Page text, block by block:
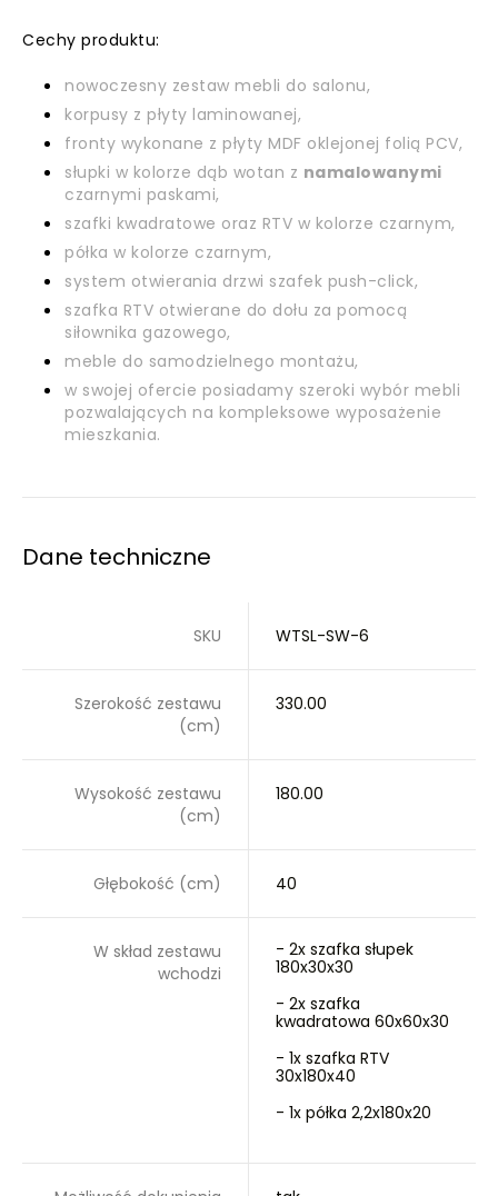
Cechy produktu:
nowoczesny zestaw mebli do salonu,
korpusy z płyty laminowanej,
fronty wykonane z płyty MDF oklejonej folią PCV,
słupki w kolorze dąb wotan z namalowanymi
czarnymi paskami,
szafki kwadratowe oraz RTV w kolorze czarnym,
półka w kolorze czarnym,
system otwierania drzwi szafek push-click,
szafka RTV otwierane do dołu za pomocą
siłownika gazowego,
meble do samodzielnego montażu,
w swojej ofercie posiadamy szeroki wybór mebli
pozwalających na kompleksowe wyposażenie
mieszkania.
Dane techniczne
SKU WTSL-SW-6
Szerokość zestawu
(cm)
330.00
Wysokość zestawu
(cm)
180.00
Głębokość (cm) 40
W skład zestawu
wchodzi
- 2x szafka słupek
180x30x30
- 2x szafka
kwadratowa 60x60x30
- 1x szafka RTV
30x180x40
- 1x półka 2,2x180x20